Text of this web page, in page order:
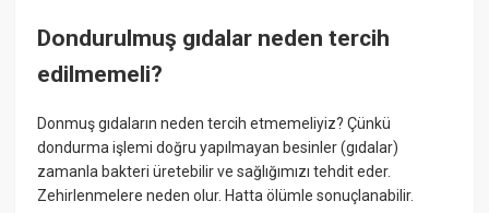
Dondurulmuş gıdalar neden tercih
edilmemeli?
Donmuş gıdaların neden tercih etmemeliyiz? Çünkü
dondurma işlemi doğru yapılmayan besinler (gıdalar)
zamanla bakteri üretebilir ve sağlığımızı tehdit eder.
Zehirlenmelere neden olur. Hatta ölümle sonuçlanabilir.